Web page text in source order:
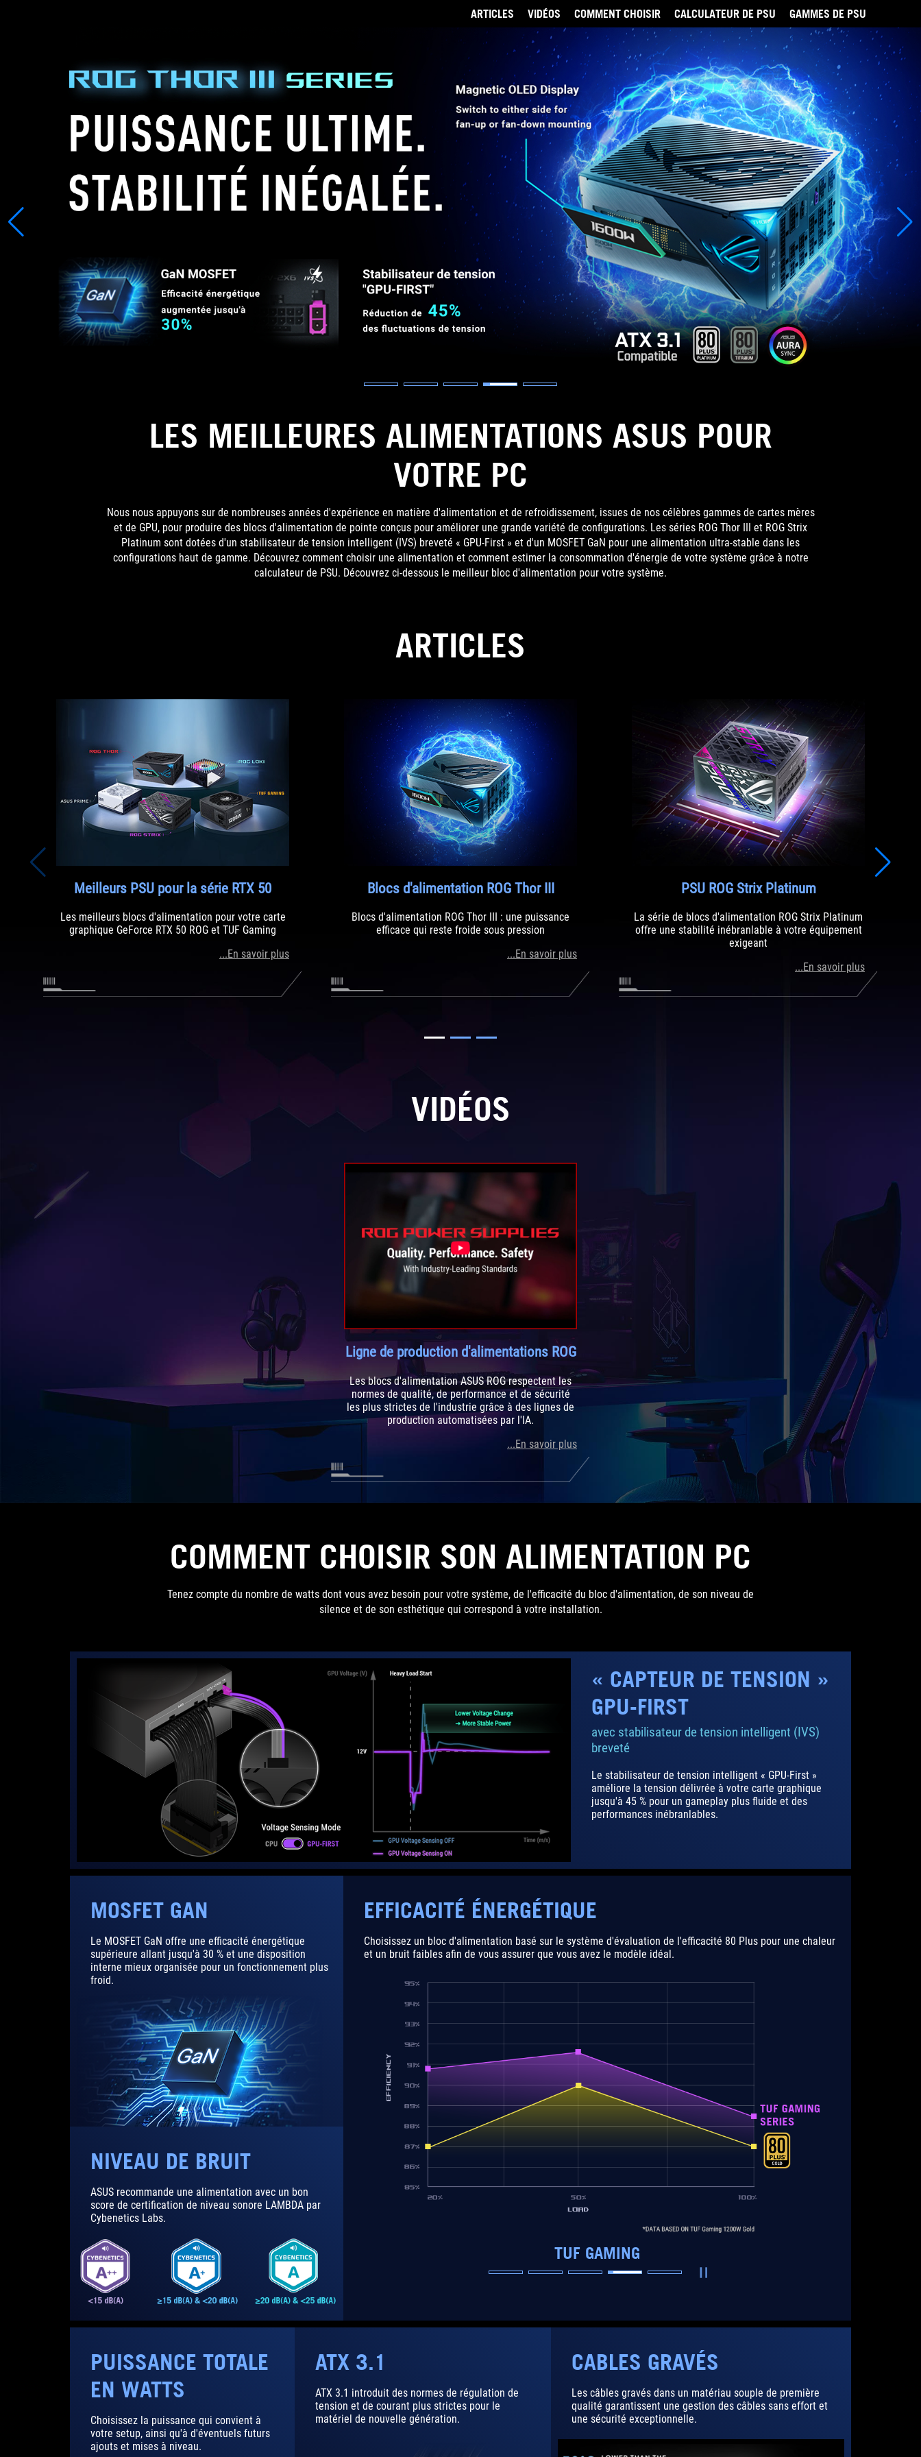
ARTICLES VIDÉOS COMMENT CHOISIR CALCULATEUR DE PSU GAMMES DE PSU
LES MEILLEURES ALIMENTATIONS ASUS POUR
VOTRE PC
Nous nous appuyons sur de nombreuses années d'expérience en matière d'alimentation et de refroidissement, issues de nos célèbres gammes de cartes mères
et de GPU, pour produire des blocs d'alimentation de pointe conçus pour améliorer une grande variété de configurations. Les séries ROG Thor III et ROG Strix
Platinum sont dotées d'un stabilisateur de tension intelligent (IVS) breveté « GPU-First » et d'un MOSFET GaN pour une alimentation ultra-stable dans les
configurations haut de gamme. Découvrez comment choisir une alimentation et comment estimer la consommation d'énergie de votre système grâce à notre
calculateur de PSU. Découvrez ci-dessous le meilleur bloc d'alimentation pour votre système.
ARTICLES​
Meilleurs PSU pour la série RTX 50
Les meilleurs blocs d'alimentation pour votre carte
graphique GeForce RTX 50 ROG et TUF Gaming
...En savoir plus
Blocs d'alimentation ROG Thor III
Blocs d'alimentation ROG Thor III : une puissance
efficace qui reste froide sous pression
...En savoir plus
PSU ROG Strix Platinum
La série de blocs d'alimentation ROG Strix Platinum
offre une stabilité inébranlable à votre équipement
exigeant
...En savoir plus
VIDÉOS
Ligne de production d'alimentations ROG
Les blocs d'alimentation ASUS ROG respectent les
normes de qualité, de performance et de sécurité
les plus strictes de l'industrie grâce à des lignes de
production automatisées par l'IA.
...En savoir plus
COMMENT CHOISIR SON ALIMENTATION PC
Tenez compte du nombre de watts dont vous avez besoin pour votre système, de l'efficacité du bloc d'alimentation, de son niveau de
silence et de son esthétique qui correspond à votre installation.
« CAPTEUR DE TENSION »
GPU-FIRST
avec stabilisateur de tension intelligent (IVS)
breveté
Le stabilisateur de tension intelligent « GPU-First »
améliore la tension délivrée à votre carte graphique
jusqu'à 45 % pour un gameplay plus fluide et des
performances inébranlables.
MOSFET GAN
Le MOSFET GaN offre une efficacité énergétique
supérieure allant jusqu'à 30 % et une disposition
interne mieux organisée pour un fonctionnement plus
froid.
NIVEAU DE BRUIT
ASUS recommande une alimentation avec un bon
score de certification de niveau sonore LAMBDA par
Cybenetics Labs.
EFFICACITÉ ÉNERGÉTIQUE
Choisissez un bloc d'alimentation basé sur le système d'évaluation de l'efficacité 80 Plus pour une chaleur
et un bruit faibles afin de vous assurer que vous avez le modèle idéal.
ROG STRIX TUF GAMING
PUISSANCE TOTALE
EN WATTS
Choisissez la puissance qui convient à
votre setup, ainsi qu'à d'éventuels futurs
ajouts et mises à niveau.
ATX 3.1
ATX 3.1 introduit des normes de régulation de
tension et de courant plus strictes pour le
matériel de nouvelle génération.
CABLES GRAVÉS
Les câbles gravés dans un matériau souple de première
qualité garantissent une gestion des câbles sans effort et
une sécurité exceptionnelle.